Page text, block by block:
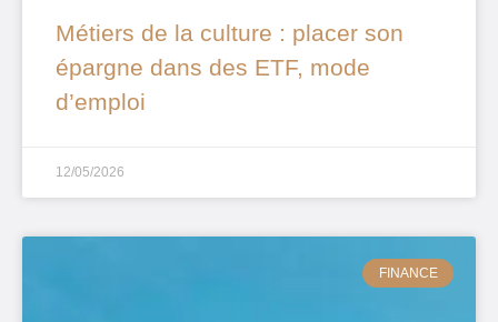
Métiers de la culture : placer son
épargne dans des ETF, mode
d’emploi
12/05/2026
FINANCE